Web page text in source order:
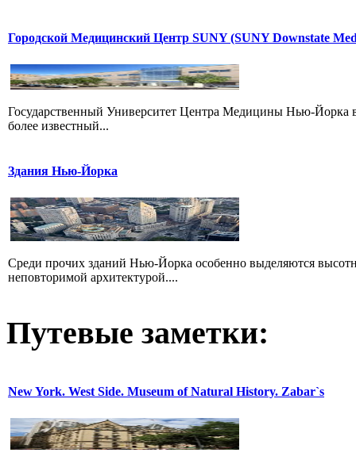
Городской Медицинский Центр SUNY (SUNY Downstate
Государственный Университет Центра Медицины Нью-Йорка
более известный...
Здания Нью-Йорка
Среди прочих зданий Нью-Йорка особенно выделяются
неповторимой архитектурой....
Путевые заметки:
New York. West Side. Museum of Natural History. Zabar`s